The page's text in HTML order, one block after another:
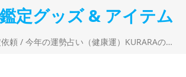
定グッズ & アイテム
頼 / 今年の運勢占い（健康運）KURARAのオンライン鑑定